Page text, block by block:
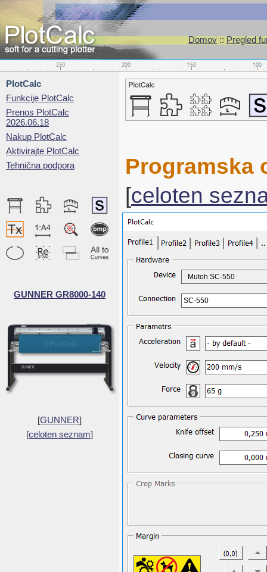
Domov::Pregled
PlotCalc
Funkcije PlotCalc
Prenos PlotCalc
2026.06.18
Nakup PlotCalc
Aktivirajte PlotCalc
Tehnična podpora
GUNNER GR8000-140
[GUNNER]
[celoten seznam]
Programska
[celoten
Mutoh SC-550
SC-550